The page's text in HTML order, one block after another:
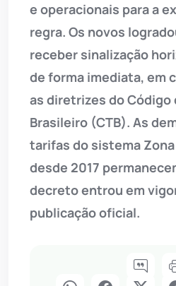
e operacionais para a
regra. Os novos
receber sinalização
de forma imediata, em
as diretrizes do Código
Brasileiro (CTB). As
tarifas do sistema
desde 2017
decreto entrou em
publicação oficial.